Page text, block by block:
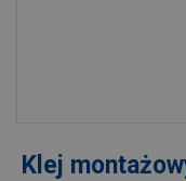
Klej